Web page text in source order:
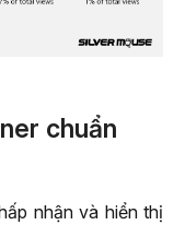
chuẩn
nhận và hiển thị